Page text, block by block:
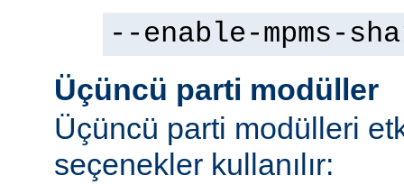
--enable-mpms-
Üçüncü parti modüller
Üçüncü parti modülleri
seçenekler kullanılır: